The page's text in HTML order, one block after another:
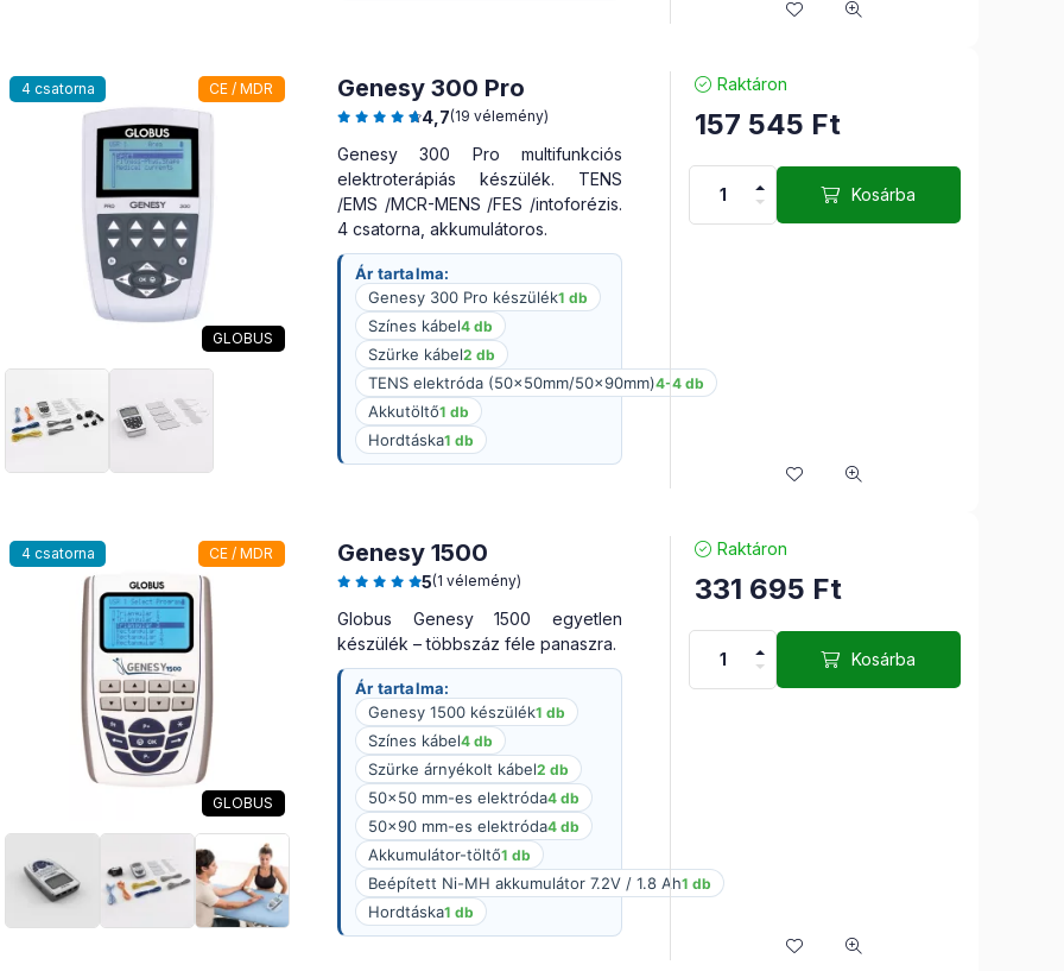
4 csatorna CE / MDR
GLOBUS
Genesy 300 Pro
4,7(19 vélemény)
Genesy 300 Pro multifunkciós
elektroterápiás készülék. TENS
/EMS /MCR-MENS /FES /intoforézis.
4 csatorna, akkumulátoros.
Ár tartalma:
Genesy 300 Pro készülék1 db
Színes kábel4 db
Szürke kábel2 db
TENS elektróda (50x50mm/50x90mm)4-4 db
Akkutöltő1 db
Hordtáska1 db
Raktáron
157 545 Ft
Kosárba
4 csatorna CE / MDR
GLOBUS
Genesy 1500
5(1 vélemény)
Globus Genesy 1500 egyetlen
készülék – többszáz féle panaszra.
Ár tartalma:
Genesy 1500 készülék1 db
Színes kábel4 db
Szürke árnyékolt kábel2 db
50×50 mm-es elektróda4 db
50×90 mm-es elektróda4 db
Akkumulátor-töltő1 db
Beépített Ni-MH akkumulátor 7.2V / 1.8 Ah1 db
Hordtáska1 db
Raktáron
331 695 Ft
Kosárba